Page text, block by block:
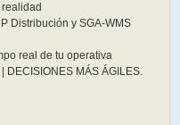
Distribución y SGA-WMS
real de tu operativa
DECISIONES MÁS ÁGILES.